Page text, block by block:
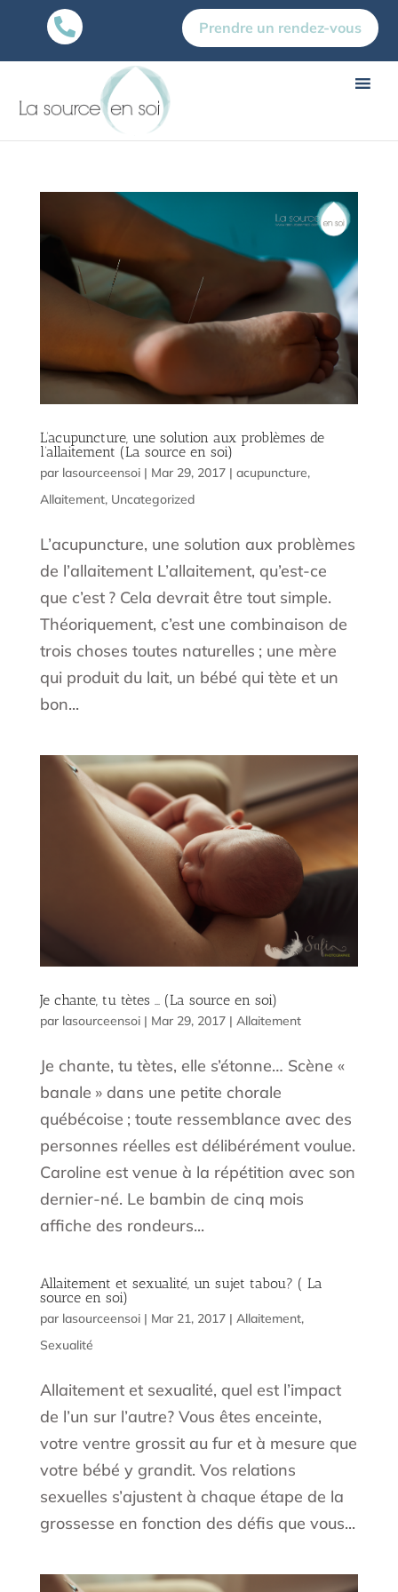
 Prendre un rendez-vous
L’acupuncture, une solution aux problèmes de
l’allaitement (La source en soi)
par lasourceensoi| Mar 29, 2017| acupuncture,
Allaitement, Uncategorized
L’acupuncture, une solution aux problèmes
de l’allaitement L’allaitement, qu’est-ce
que c’est ? Cela devrait être tout simple.
Théoriquement, c’est une combinaison de
trois choses toutes naturelles ; une mère
qui produit du lait, un bébé qui tète et un
bon...
Je chante, tu tètes … (La source en soi)
par lasourceensoi| Mar 29, 2017| Allaitement
Je chante, tu tètes, elle s’étonne… Scène «
banale » dans une petite chorale
québécoise ; toute ressemblance avec des
personnes réelles est délibérément voulue.
Caroline est venue à la répétition avec son
dernier-né. Le bambin de cinq mois
affiche des rondeurs...
Allaitement et sexualité, un sujet tabou? ( La
source en soi)
par lasourceensoi| Mar 21, 2017| Allaitement,
Sexualité
Allaitement et sexualité, quel est l’impact
de l’un sur l’autre? Vous êtes enceinte,
votre ventre grossit au fur et à mesure que
votre bébé y grandit. Vos relations
sexuelles s’ajustent à chaque étape de la
grossesse en fonction des défis que vous...